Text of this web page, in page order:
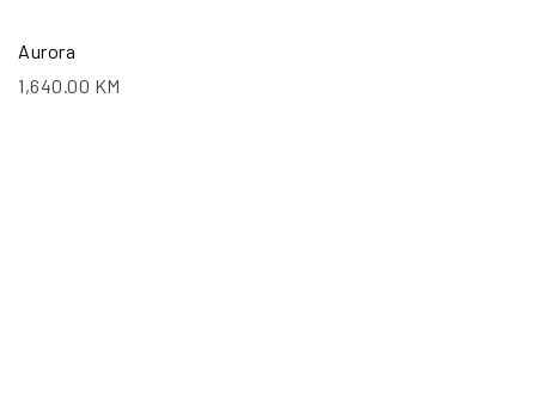
Aurora
1,640.00 KM